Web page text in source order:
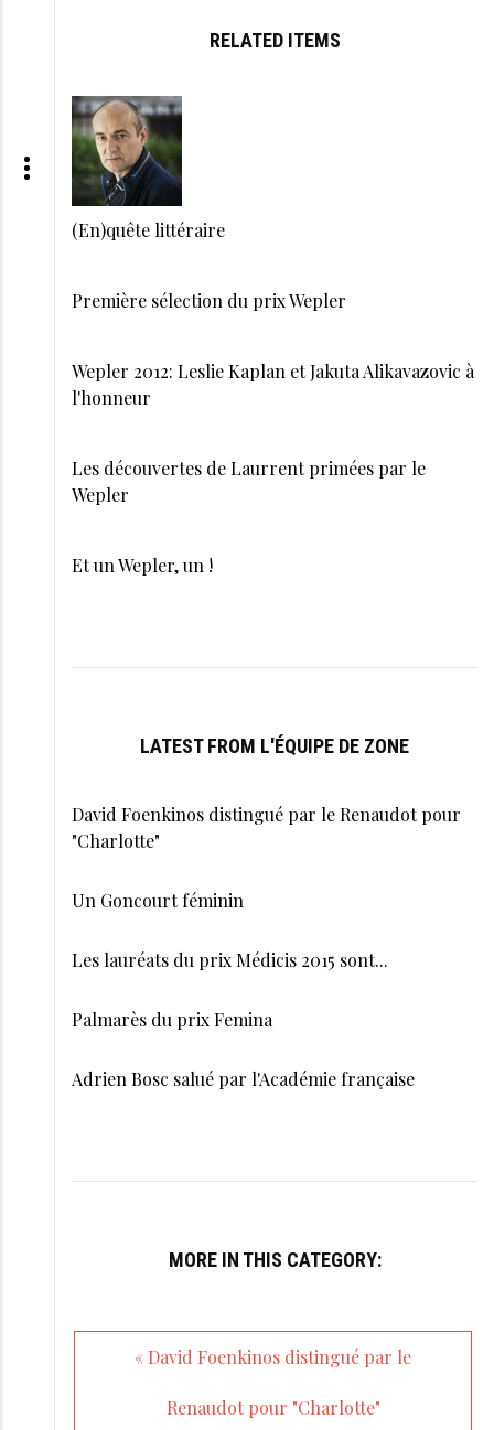
RELATED ITEMS
(En)quête littéraire
Première sélection du prix Wepler
Wepler 2012: Leslie Kaplan et Jakuta Alikavazovic à
l'honneur
Les découvertes de Laurrent primées par le
Wepler
Et un Wepler, un !
LATEST FROM L'ÉQUIPE DE ZONE
David Foenkinos distingué par le Renaudot pour
"Charlotte"
Un Goncourt féminin
Les lauréats du prix Médicis 2015 sont...
Palmarès du prix Femina
Adrien Bosc salué par l'Académie française
MORE IN THIS CATEGORY:
« David Foenkinos distingué par le
Renaudot pour "Charlotte"